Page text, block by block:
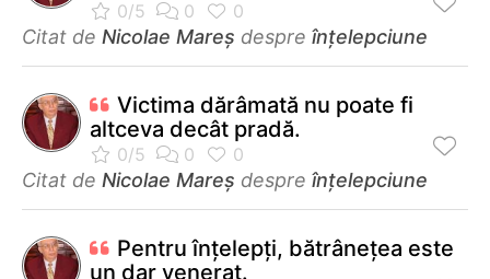
Citat de Nicolae Mareș despre înțelepciune
Victima dărâmată nu poate fi
altceva decât pradă.
Citat de Nicolae Mareș despre înțelepciune
Pentru înţelepţi, bătrâneţea este
un dar venerat.